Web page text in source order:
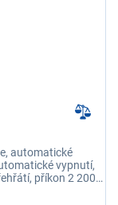
automatické
vypnutí,
příkon 2 200